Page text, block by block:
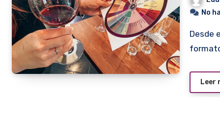
No
Desde este jueves 16 el Discover Wine viene con un
Leer